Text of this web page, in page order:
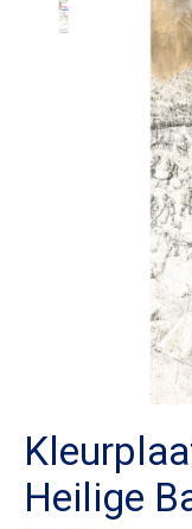
Heilige